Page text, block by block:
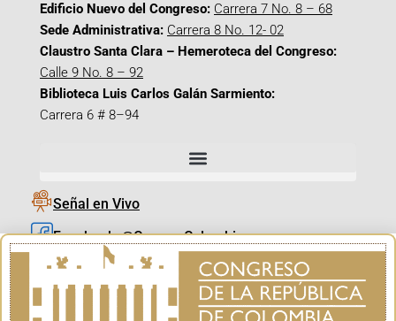
Edificio Nuevo del Congreso: Carrera 7 No. 8 – 68
Sede Administrativa: Carrera 8 No. 12- 02
Claustro Santa Clara – Hemeroteca del Congreso:
Calle 9 No. 8 – 92
Biblioteca Luis Carlos Galán Sarmiento:
Carrera 6 # 8–94
Señal en Vivo
Facebook_@CamaraColombia
Instagram_@CamaraColombia
X_@CamaraColombia